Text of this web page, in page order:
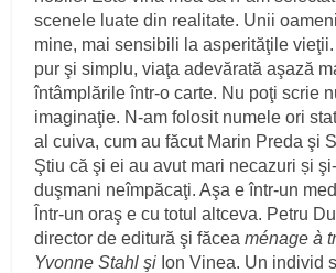
scenele luate din realitate. Unii
mine, mai sensibili la asperităţile
pur şi simplu, viaţa adevărată aşază
întâmplările într-o carte. Nu poţi scrie
imaginaţie. N-am folosit numele ori
al cuiva, cum au făcut Marin Preda şi
Ştiu că şi ei au avut mari necazuri și
duşmani neîmpăcaţi. Aşa e într-un
Într-un oraş e cu totul altceva. Petru
director de editură şi făceaménage à
Yvonne Stahl şi Ion Vinea. Un individ